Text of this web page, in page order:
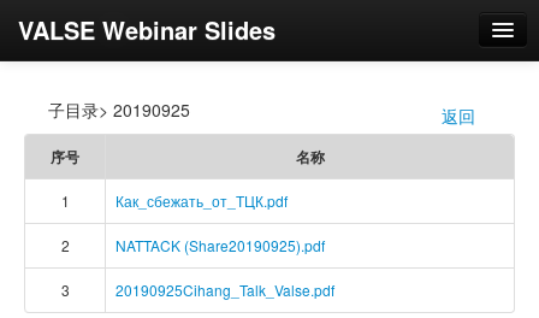
VALSE Webinar Slides
/
子目录> 20190925 返回
序号 名称
1 Как_сбежать_от_ТЦК.pdf
2 NATTACK (Share20190925).pdf
3 20190925Cihang_Talk_Valse.pdf